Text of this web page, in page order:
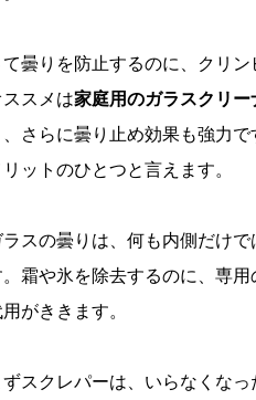
て曇りを防止するのに、クリ
ススメは家庭用のガラスクリー
、さらに曇り止め効果も強力
リットのひとつと言えます。
ラスの曇りは、何も内側だけ
。霜や氷を除去するのに、専
がききます。
ずスクレパーは、いらなくな